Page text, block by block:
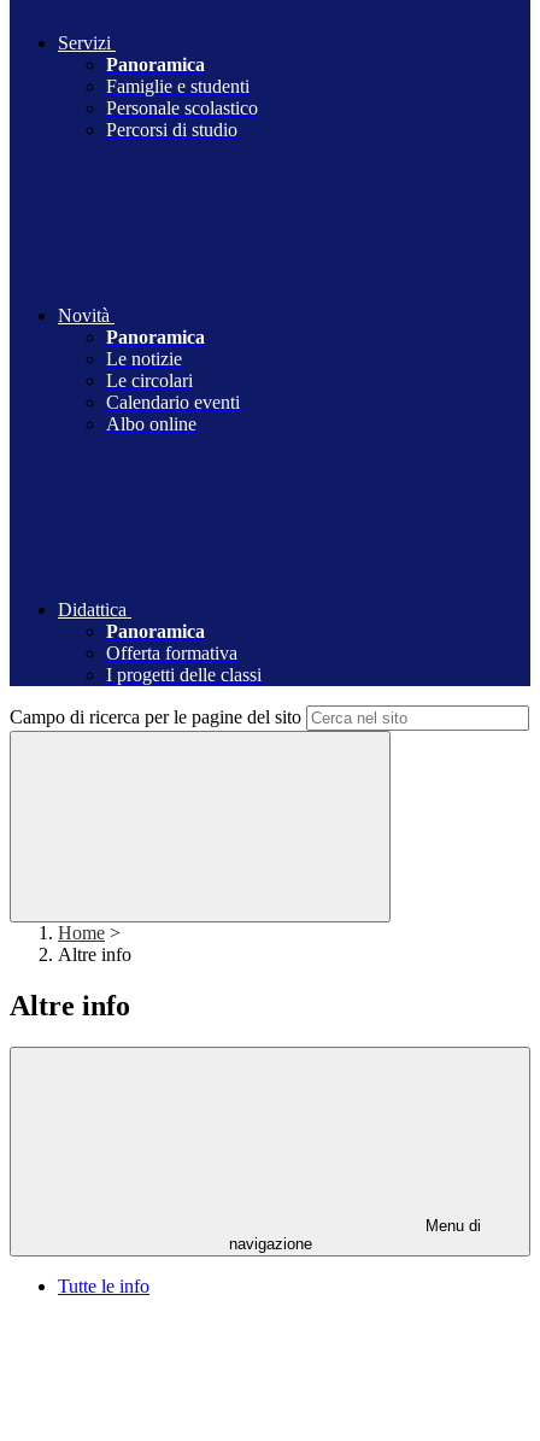
Servizi
Panoramica
Famiglie e studenti
Personale scolastico
Percorsi di studio
Novità
Panoramica
Le notizie
Le circolari
Calendario eventi
Albo online
Didattica
Panoramica
Offerta formativa
I progetti delle classi
Campo di ricerca per le pagine del sito
Home >
Altre info
Altre info
Menu di
navigazione
Tutte le info